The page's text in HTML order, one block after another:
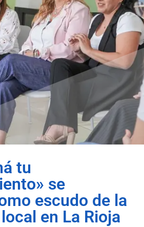
tu
se
escudo de la
en La Rioja